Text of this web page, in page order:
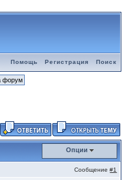
Помощь Регистрация Поиск
Опции
Сообщение#1